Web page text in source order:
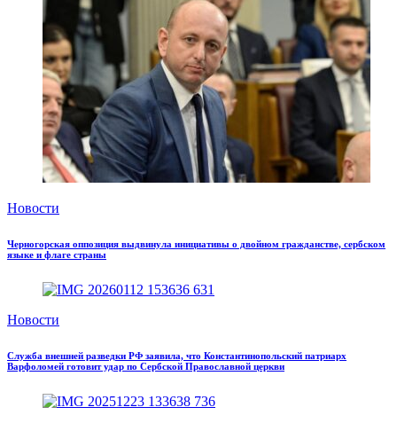
Новости
Черногорская оппозиция выдвинула инициативы о двойном гражданстве, сербском
языке и флаге страны
Новости
Служба внешней разведки РФ заявила, что Константинопольский патриарх
Варфоломей готовит удар по Сербской Православной церкви